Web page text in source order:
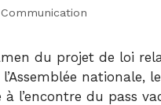
Communication
du projet de loi
nationale,
l’encontre du pass